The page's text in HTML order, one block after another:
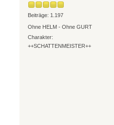
Beiträge: 1.197
Ohne HELM - Ohne GURT
Charakter:
++SCHATTENMEISTER++